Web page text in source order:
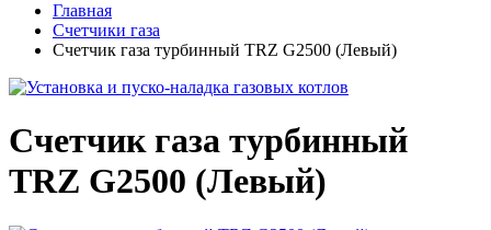
Главная
Счетчики газа
Счетчик газа турбинный TRZ G2500 (Левый)
Счетчик газа турбинный
TRZ G2500 (Левый)